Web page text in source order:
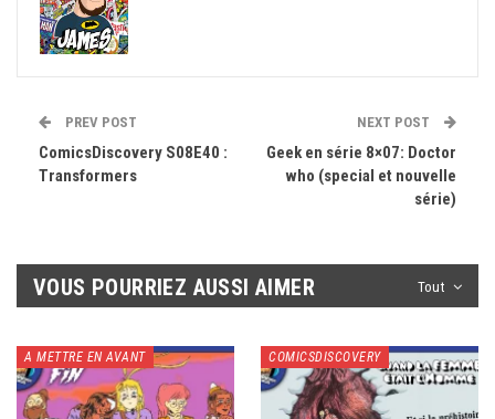
PREV POST
ComicsDiscovery S08E40 :
Transformers
NEXT POST
Geek en série 8×07: Doctor
who (special et nouvelle
série)
Tout
VOUS POURRIEZ AUSSI AIMER
A METTRE EN AVANT COMICSDISCOVERY